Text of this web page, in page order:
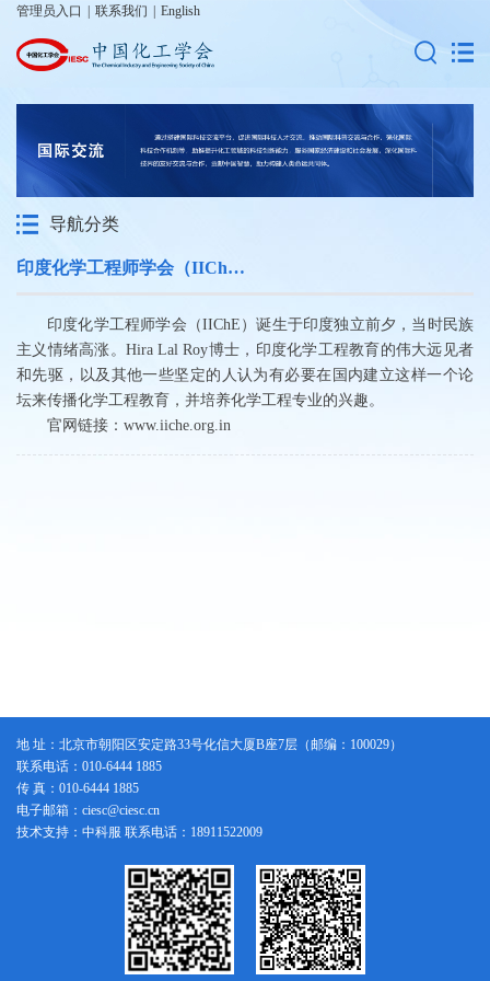
管理员入口 联系我们 English
导航分类
印度化学工程师学会（IIChE）
印度化学工程师学会（IIChE）诞生于印度独立前夕，当时民族
主义情绪高涨。Hira Lal Roy博士，印度化学工程教育的伟大远见者
和先驱，以及其他一些坚定的人认为有必要在国内建立这样一个论
坛来传播化学工程教育，并培养化学工程专业的兴趣。
官网链接：www.iiche.org.in
地 址：北京市朝阳区安定路33号化信大厦B座7层（邮编：100029）
联系电话：010-6444 1885
传 真：010-6444 1885
电子邮箱：ciesc@ciesc.cn
技术支持：中科服 联系电话：18911522009